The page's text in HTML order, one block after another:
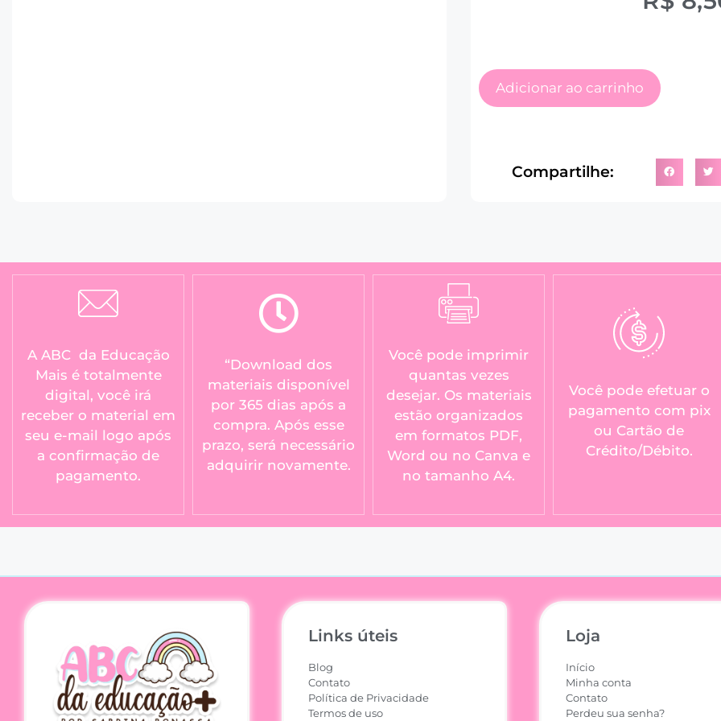
Adicionar ao carrinho
Compartilhe:
A ABC da Educação
Mais é totalmente
digital, você irá
receber o material em
seu e-mail logo após
a confirmação de
pagamento.
“Download dos
materiais disponível
por 365 dias após a
compra. Após esse
prazo, será necessário
adquirir novamente.
Você pode imprimir
quantas vezes
desejar. Os materiais
estão organizados
em formatos PDF,
Word ou no Canva e
no tamanho A4.
Você pode efetuar o
pagamento com pix
ou Cartão de
Crédito/Débito.
Links úteis
Blog
Contato
Política de Privacidade
Termos de uso
Loja
Início
Minha conta
Contato
Perdeu sua senha?